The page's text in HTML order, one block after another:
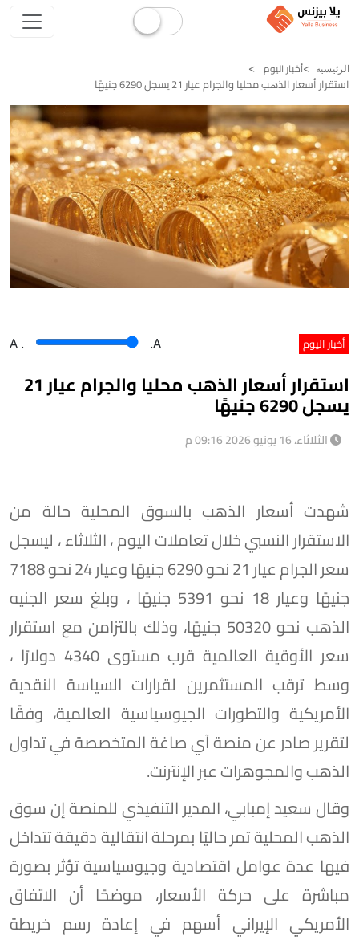
الرئيسيه أخبار اليوم
استقرار أسعار الذهب محليا والجرام عيار 21 يسجل 6290 جنيهًا
أخبار اليوم A . .A
استقرار أسعار الذهب محليا والجرام عيار 21
يسجل 6290 جنيهًا
الثلاثاء، 16 يونيو 2026 09:16 م
شهدت أسعار الذهب بالسوق المحلية حالة من
الاستقرار النسبي خلال تعاملات اليوم ، الثلاثاء ، ليسجل
سعر الجرام عيار 21 نحو 6290 جنيهًا وعيار 24 نحو 7188
جنيهًا وعيار 18 نحو 5391 جنيهًا ، وبلغ سعر الجنيه
الذهب نحو 50320 جنيهًا، وذلك بالتزامن مع استقرار
سعر الأوقية العالمية قرب مستوى 4340 دولارًا ،
وسط ترقب المستثمرين لقرارات السياسة النقدية
الأمريكية والتطورات الجيوسياسية العالمية، وفقًا
لتقرير صادر عن منصة آي صاغة المتخصصة في تداول
الذهب والمجوهرات عبر الإنترنت.
وقال سعيد إمبابي، المدير التنفيذي للمنصة إن سوق
الذهب المحلية تمر حاليًا بمرحلة انتقالية دقيقة تتداخل
فيها عدة عوامل اقتصادية وجيوسياسية تؤثر بصورة
مباشرة على حركة الأسعار، موضحًا أن الاتفاق
الأمريكي الإيراني أسهم في إعادة رسم خريطة